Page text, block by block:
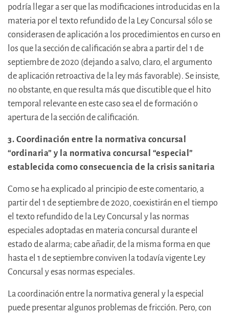
podría llegar a ser que las modificaciones introducidas en la
materia por el texto refundido de la Ley Concursal sólo se
considerasen de aplicación a los procedimientos en curso en
los que la sección de calificación se abra a partir del 1 de
septiembre de 2020 (dejando a salvo, claro, el argumento
de aplicación retroactiva de la ley más favorable). Se insiste,
no obstante, en que resulta más que discutible que el hito
temporal relevante en este caso sea el de formación o
apertura de la sección de calificación.
3. Coordinación entre la normativa concursal
“ordinaria” y la normativa concursal “especial”
establecida como consecuencia de la crisis sanitaria
Como se ha explicado al principio de este comentario, a
partir del 1 de septiembre de 2020, coexistirán en el tiempo
el texto refundido de la Ley Concursal y las normas
especiales adoptadas en materia concursal durante el
estado de alarma; cabe añadir, de la misma forma en que
hasta el 1 de septiembre conviven la todavía vigente Ley
Concursal y esas normas especiales.
La coordinación entre la normativa general y la especial
puede presentar algunos problemas de fricción. Pero, con